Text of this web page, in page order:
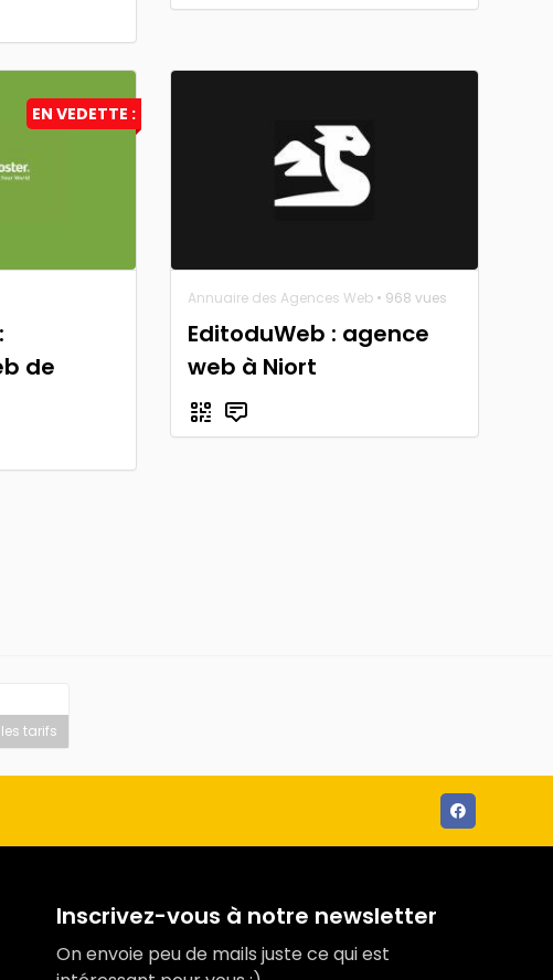
EN VEDETTE :
de
Annuaire des Agences Web • 968 vues
EditoduWeb : agence
web à Niort
tarifs
Inscrivez-vous à notre newsletter
On envoie peu de mails juste ce qui est